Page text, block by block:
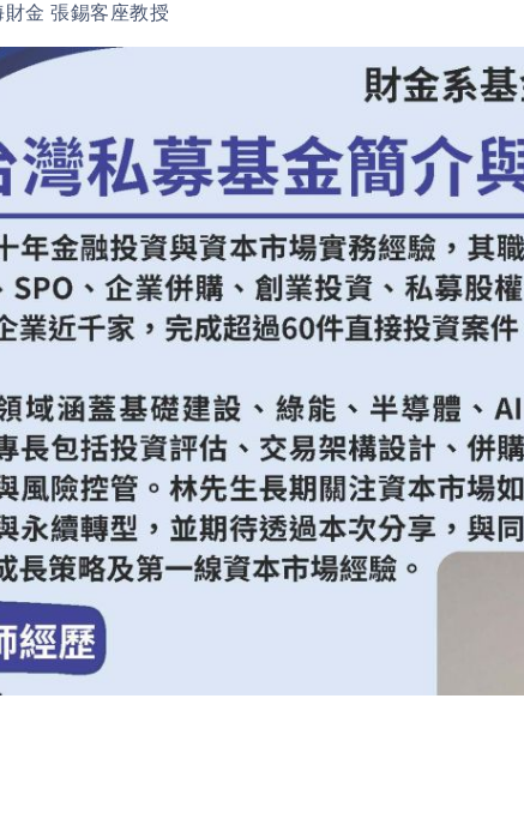
金 張錫客座教授